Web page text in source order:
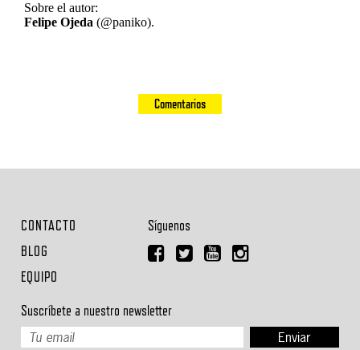
Sobre el autor:
Felipe Ojeda (@paniko).
Comentarios
CONTACTO
BLOG
EQUIPO
Síguenos
Suscríbete a nuestro newsletter